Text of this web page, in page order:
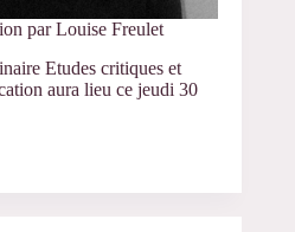
par Louise Freulet
Etudes critiques et
aura lieu ce jeudi 30